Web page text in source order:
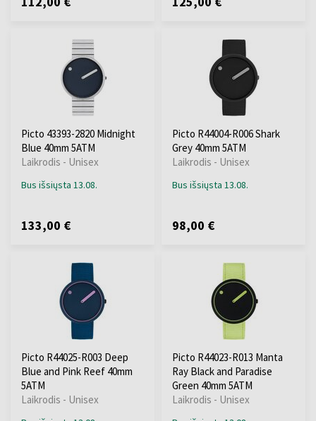
Picto 43393-2820 Midnight
Blue 40mm 5ATM
Laikrodis - Unisex
Bus išsiųsta 13.08.
133,00 €
Picto R44004-R006 Shark
Grey 40mm 5ATM
Laikrodis - Unisex
Bus išsiųsta 13.08.
98,00 €
Picto R44025-R003 Deep
Blue and Pink Reef 40mm
5ATM
Laikrodis - Unisex
Picto R44023-R013 Manta
Ray Black and Paradise
Green 40mm 5ATM
Laikrodis - Unisex